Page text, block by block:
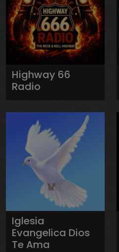
Highway 66
Radio
Iglesia
Evangelica Dios
Te Ama